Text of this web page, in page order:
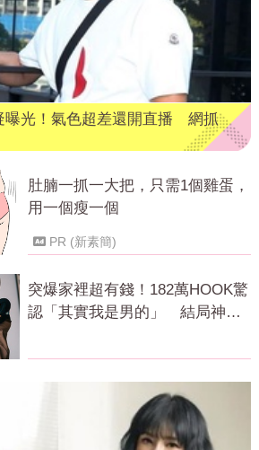
曝光！氣色超差還開直播 網抓
肚腩一抓一大把，只需1個雞蛋，
用一個瘦一個
PR (新素簡)
突爆家裡超有錢！182萬HOOK驚
認「其實我是男的」 結局神反